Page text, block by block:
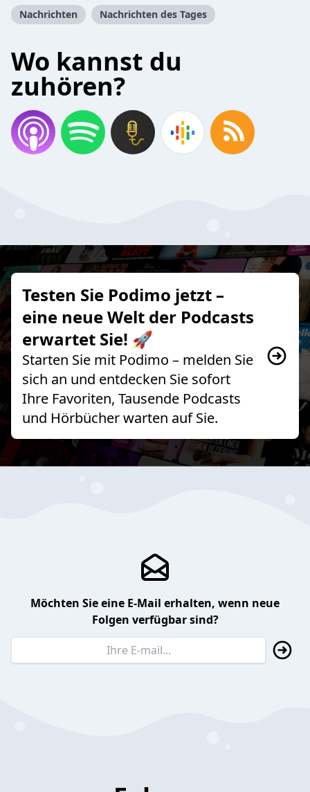
Nachrichten Nachrichten des Tages
Wo kannst du
zuhören?
Testen Sie Podimo jetzt –
eine neue Welt der Podcasts
erwartet Sie! 🚀
Starten Sie mit Podimo – melden Sie
sich an und entdecken Sie sofort
Ihre Favoriten, Tausende Podcasts
und Hörbücher warten auf Sie.
Möchten Sie eine E-Mail erhalten, wenn neue
Folgen verfügbar sind?